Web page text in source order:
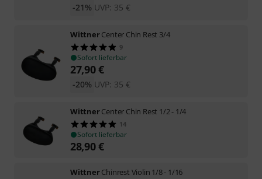
UVP: 35 €
-21%
WittnerCenter Chin Rest 3/4
9
Sofort lieferbar
27,90€
UVP: 35 €
-20%
WittnerCenter Chin Rest 1/2 - 1/4
14
Sofort lieferbar
28,90€
WittnerChinrest Violin 1/8 - 1/16